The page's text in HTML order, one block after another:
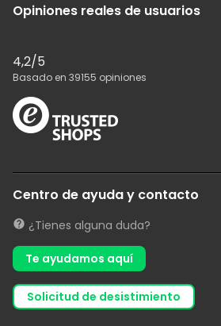
Opiniones reales de usuarios
4,2/5
Basado en 39155 opiniones
Centro de ayuda y contacto
¿Tienes alguna duda?
Te ayudamos aquí
solicitud de desistimiento